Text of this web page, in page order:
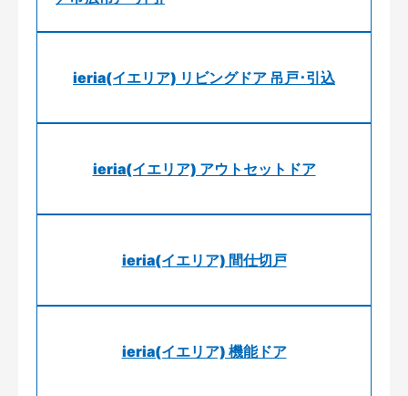
ieria(イエリア) リビングドア 吊戸･引込
ieria(イエリア) アウトセットドア
ieria(イエリア) 間仕切戸
ieria(イエリア) 機能ドア